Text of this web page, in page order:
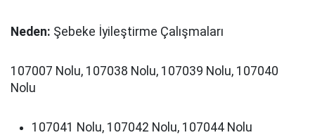
Neden: Şebeke İyileştirme Çalışmaları
107007 Nolu, 107038 Nolu, 107039 Nolu, 107040
Nolu
107041 Nolu, 107042 Nolu, 107044 Nolu